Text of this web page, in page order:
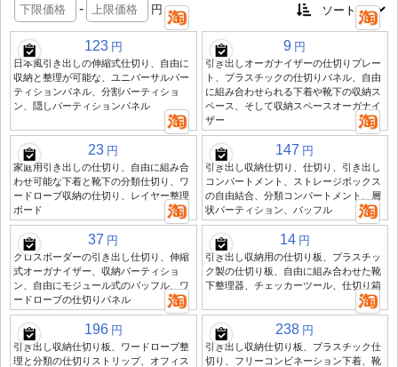
- 円
123 円
日本風引き出しの伸縮式仕切り、自由に
収納と整理が可能な、ユニバーサルパー
ティションパネル、分割パーティショ
ン、隠しパーティションパネル
9 円
引き出しオーガナイザーの仕切りプレー
ト、プラスチックの仕切りパネル、自由
に組み合わせられる下着や靴下の収納ス
ペース、そして収納スペースオーガナイ
ザー
23 円
家庭用引き出しの仕切り、自由に組み合
わせ可能な下着と靴下の分類仕切り、ワ
ードローブ収納の仕切り、レイヤー整理
ボード
147 円
引き出し収納仕切り、仕切り、引き出し
コンパートメント、ストレージボックス
の自由結合、分類コンパートメント、層
状パーティション、バッフル
37 円
クロスボーダーの引き出し仕切り、伸縮
式オーガナイザー、収納パーティショ
ン、自由にモジュール式のバッフル、ワ
ードローブの仕切りパネル
14 円
引き出し収納用の仕切り板、プラスチッ
ク製の仕切り板、自由に組み合わせた靴
下整理器、チェッカーツール、仕切り箱
196 円
引き出し収納仕切り板、ワードローブ整
理と分類の仕切りストリップ、オフィス
238 円
引き出し収納仕切り板、プラスチック仕
切り、フリーコンビネーション下着、靴